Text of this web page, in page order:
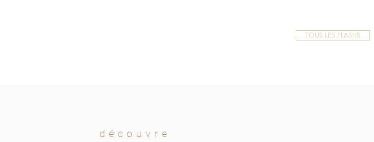
TOUS LES FLASHS
découvre